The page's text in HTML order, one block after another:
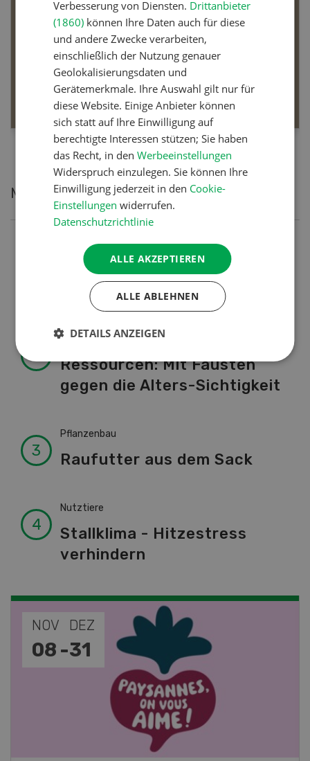
Dossier Bio-Artikel
MEHR ERFAHREN
Meistgelesene Artikel
Nutztiere
Schweizer Kuhnamen: Liste
von A-Z
Betriebsführung
Ressourcen: Mit Fäusten
gegen die Alters-Sichtigkeit
Pflanzenbau
Raufutter aus dem Sack
Nutztiere
Stallklima - Hitzestress
verhindern
NOV
19 -
JAN
28
Verbesserung von Diensten. Drittanbieter
(1860) können Ihre Daten auch für diese
und andere Zwecke verarbeiten,
einschließlich der Nutzung genauer
Geolokalisierungsdaten und
Gerätemerkmale. Ihre Auswahl gilt nur für
diese Website. Einige Anbieter können
sich statt auf Ihre Einwilligung auf
berechtigte Interessen stützen; Sie haben
das Recht, in denWerbeeinstellungen
Widerspruch einzulegen. Sie können Ihre
Einwilligung jederzeit in den Cookie-
Einstellungen widerrufen.
Datenschutzrichtlinie
ALLE AKZEPTIEREN
ALLE ABLEHNEN
DETAILS ANZEIGEN